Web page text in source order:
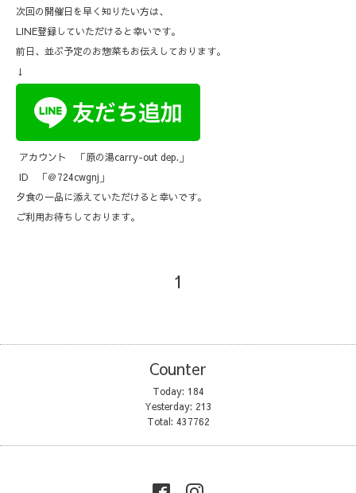
次回の開催日を早く知りたい方は、
LINE登録していただけると幸いです。
前日、並ぶ予定のお惣菜もお伝えしております。
↓
アカウント 「原の湯carry-out dep.」
ID 「＠724cwgnj」
夕食の一品に添えていただけると幸いです。
ご利用お待ちしております。
1
Counter
Today: 184
Yesterday: 213
Total: 437762